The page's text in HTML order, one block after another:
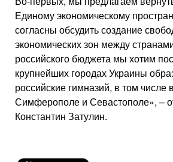
Единому экономическому
согласны обсудить создание
экономических зон между
российского бюджета мы хотим
крупнейших городах Украины
российские гимназий, в том числе
Симферополе и Севастополе», –
Константин Затулин.